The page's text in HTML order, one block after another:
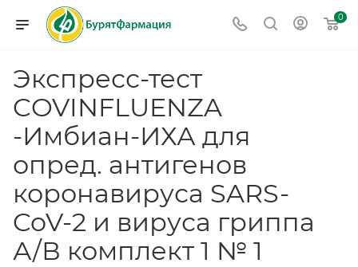
0
Экспресс-тест
COVINFLUENZA
-Имбиан-ИХА для
опред. антигенов
коронавируса SARS-
CoV-2 и вируса гриппа
А/В комплект 1 № 1